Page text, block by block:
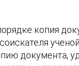
копия
документа,